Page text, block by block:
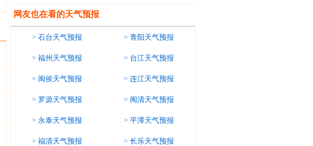
网友也在看的天气预报
> 石台天气预报 > 青阳天气预报
> 福州天气预报 > 台江天气预报
> 闽侯天气预报 > 连江天气预报
> 罗源天气预报 > 闽清天气预报
> 永泰天气预报 > 平潭天气预报
> 福清天气预报 > 长乐天气预报